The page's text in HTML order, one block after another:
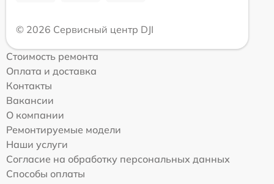
© 2026 Сервисный центр DJI
Стоимость ремонта
Оплата и доставка
Контакты
Вакансии
О компании
Ремонтируемые модели
Наши услуги
Согласие на обработку персональных данных
Способы оплаты